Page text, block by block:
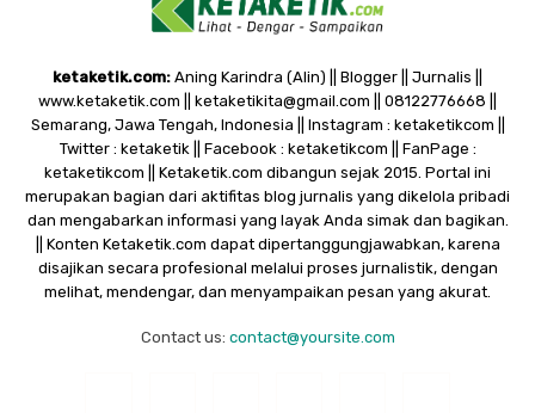
ketaketik.com: Aning Karindra (Alin) || Blogger || Jurnalis ||
www.ketaketik.com || ketaketikita@gmail.com || 08122776668 ||
Semarang, Jawa Tengah, Indonesia || Instagram : ketaketikcom ||
Twitter : ketaketik || Facebook : ketaketikcom || FanPage :
ketaketikcom || Ketaketik.com dibangun sejak 2015. Portal ini
merupakan bagian dari aktifitas blog jurnalis yang dikelola pribadi
dan mengabarkan informasi yang layak Anda simak dan bagikan.
|| Konten Ketaketik.com dapat dipertanggungjawabkan, karena
disajikan secara profesional melalui proses jurnalistik, dengan
melihat, mendengar, dan menyampaikan pesan yang akurat.
Contact us: contact@yoursite.com